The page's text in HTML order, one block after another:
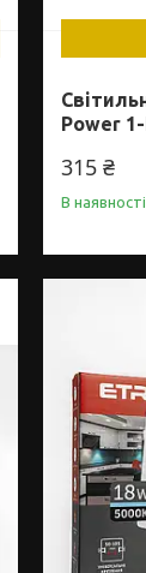
Power
315 ₴
В